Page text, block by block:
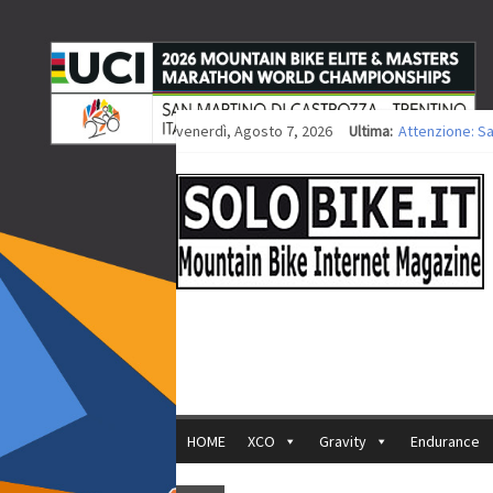
venerdì, Agosto 7, 2026 Ultima: Attenzione:
Europei
35ª Marathon
Europei MTB:
HOME XCO Gravity Endurance